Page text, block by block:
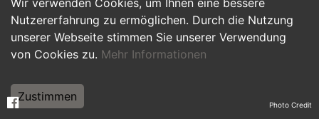
Wir verwenden Cookies, um Ihnen eine bessere
Nutzererfahrung zu ermöglichen. Durch die Nutzung
unserer Webseite stimmen Sie unserer Verwendung
von Cookies zu. Mehr Informationen
Zustimmen
Personalwesen Assistenz, Sekretariat
Hilfskräfte, Aushilfs- und Nebenjobs
Weiterbildung, Studium, duale Ausbildung Photo Credit